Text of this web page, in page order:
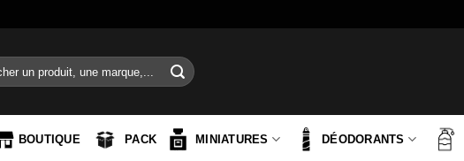
BOUTIQUE PACK MINIATURES DÉODORANTS